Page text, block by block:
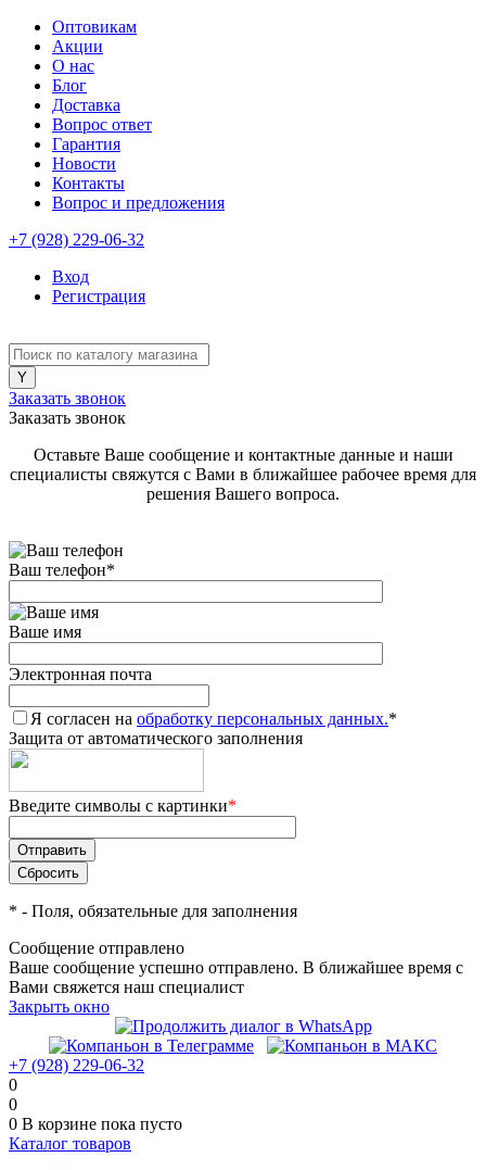
Оптовикам
Акции
О нас
Блог
Доставка
Вопрос ответ
Гарантия
Новости
Контакты
Вопрос и предложения
+7 (928) 229-06-32
Вход
Регистрация
Заказать звонок
Заказать звонок
Оставьте Ваше сообщение и контактные данные и наши
специалисты свяжутся с Вами в ближайшее рабочее время для
решения Вашего вопроса.
Ваш телефон*
Ваше имя
Электронная почта
Я согласен на обработку персональных данных.*
Защита от автоматического заполнения
Введите символы с картинки*
* - Поля, обязательные для заполнения
Сообщение отправлено
Ваше сообщение успешно отправлено. В ближайшее время с
Вами свяжется наш специалист
Закрыть окно
+7 (928) 229-06-32
0
0
0 В корзине пока пусто
Каталог товаров